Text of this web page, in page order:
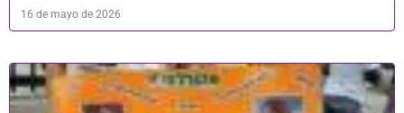
16 de mayo de 2026